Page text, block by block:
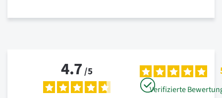
4.7/5
Verifizierte